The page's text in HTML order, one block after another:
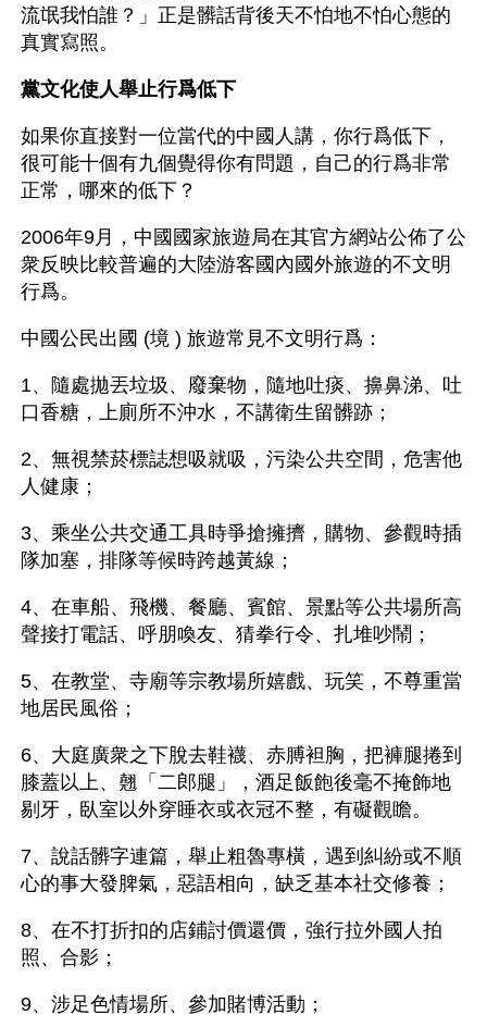
流氓我怕誰？」正是髒話背後天不怕地不怕心態的
真實寫照。
黨文化使人舉止行爲低下
如果你直接對一位當代的中國人講，你行爲低下，
很可能十個有九個覺得你有問題，自己的行爲非常
正常，哪來的低下？
2006年9月，中國國家旅遊局在其官方網站公佈了公
衆反映比較普遍的大陸游客國內國外旅遊的不文明
行爲。
中國公民出國 (境 ) 旅遊常見不文明行爲：
1、隨處拋丟垃圾、廢棄物，隨地吐痰、擤鼻涕、吐
口香糖，上廁所不沖水，不講衛生留髒跡；
2、無視禁菸標誌想吸就吸，污染公共空間，危害他
人健康；
3、乘坐公共交通工具時爭搶擁擠，購物、參觀時插
隊加塞，排隊等候時跨越黃線；
4、在車船、飛機、餐廳、賓館、景點等公共場所高
聲接打電話、呼朋喚友、猜拳行令、扎堆吵鬧；
5、在教堂、寺廟等宗教場所嬉戲、玩笑，不尊重當
地居民風俗；
6、大庭廣衆之下脫去鞋襪、赤膊袒胸，把褲腿捲到
膝蓋以上、翹「二郎腿」，酒足飯飽後毫不掩飾地
剔牙，臥室以外穿睡衣或衣冠不整，有礙觀瞻。
7、說話髒字連篇，舉止粗魯專橫，遇到糾紛或不順
心的事大發脾氣，惡語相向，缺乏基本社交修養；
8、在不打折扣的店鋪討價還價，強行拉外國人拍
照、合影；
9、涉足色情場所、參加賭博活動；